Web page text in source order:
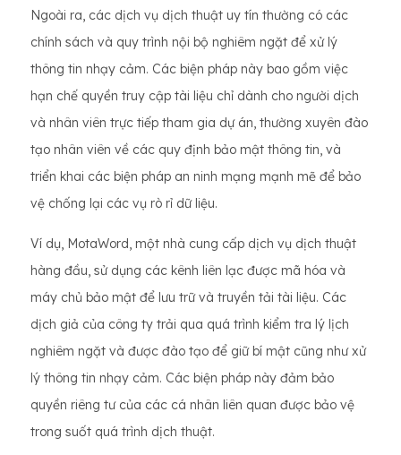
Ngoài ra, các dịch vụ dịch thuật uy tín thường có các
chính sách và quy trình nội bộ nghiêm ngặt để xử lý
thông tin nhạy cảm. Các biện pháp này bao gồm việc
hạn chế quyền truy cập tài liệu chỉ dành cho người dịch
và nhân viên trực tiếp tham gia dự án, thường xuyên đào
tạo nhân viên về các quy định bảo mật thông tin, và
triển khai các biện pháp an ninh mạng mạnh mẽ để bảo
vệ chống lại các vụ rò rỉ dữ liệu.
Ví dụ, MotaWord, một nhà cung cấp dịch vụ dịch thuật
hàng đầu, sử dụng các kênh liên lạc được mã hóa và
máy chủ bảo mật để lưu trữ và truyền tải tài liệu. Các
dịch giả của công ty trải qua quá trình kiểm tra lý lịch
nghiêm ngặt và được đào tạo để giữ bí mật cũng như xử
lý thông tin nhạy cảm. Các biện pháp này đảm bảo
quyền riêng tư của các cá nhân liên quan được bảo vệ
trong suốt quá trình dịch thuật.